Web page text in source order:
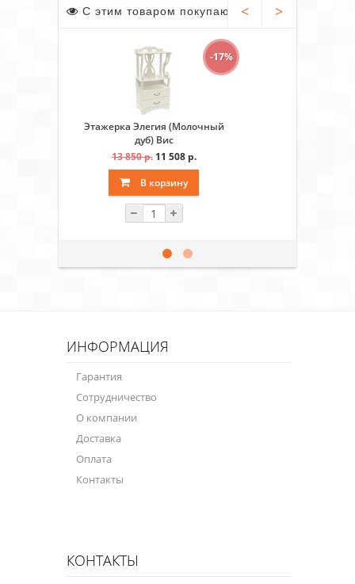
С этим товаром покупают
-17%
Этажерка Элегия (Молочный
дуб) Вис
13 850 р. 11 508 р.
В корзину
< >
ИНФОРМАЦИЯ
Гарантия
Сотрудничество
О компании
Доставка
Оплата
Контакты
КОНТАКТЫ